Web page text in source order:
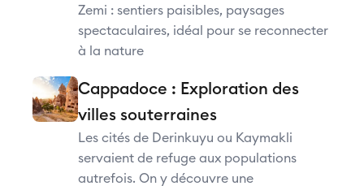
Zemi : sentiers paisibles, paysages
spectaculaires, idéal pour se reconnecter
à la nature
Cappadoce : Exploration des
villes souterraines
Les cités de Derinkuyu ou Kaymakli
servaient de refuge aux populations
autrefois. On y découvre une